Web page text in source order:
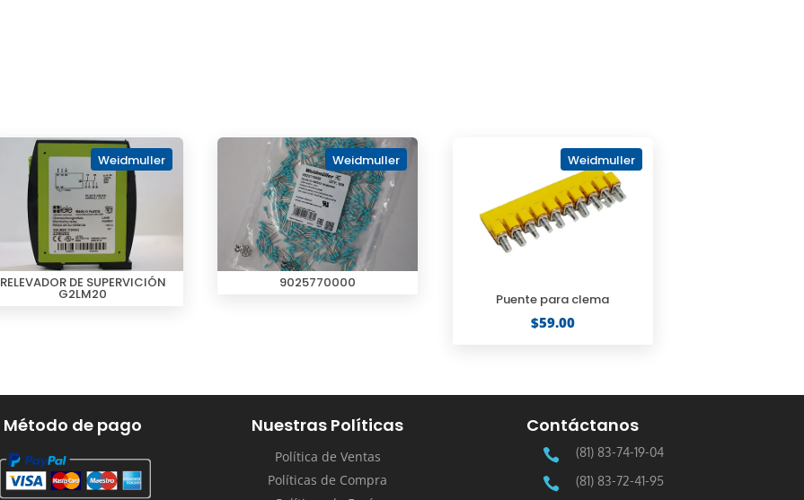
Weidmuller
RELEVADOR DE SUPERVICIÓN
G2LM20
Weidmuller
9025770000
Weidmuller
Puente para clema
$59.00
Método de pago Nuestras Políticas
Política de Ventas
Políticas de Compra
Contáctanos
 (81) 83-74-19-04
 (81) 83-72-41-95